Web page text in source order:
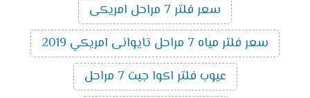
سعر فلتر 7 مراحل امريكى
سعر فلتر مياه 7 مراحل تايوانى امريكي 2019
عيوب فلتر اكوا جيت 7 مراحل